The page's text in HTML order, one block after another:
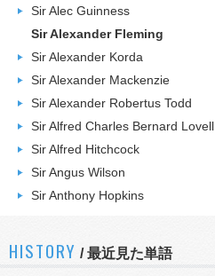
Sir Alec Guinness
Sir Alexander Fleming
Sir Alexander Korda
Sir Alexander Mackenzie
Sir Alexander Robertus Todd
Sir Alfred Charles Bernard Lovell
Sir Alfred Hitchcock
Sir Angus Wilson
Sir Anthony Hopkins
HISTORY /最近見た単語